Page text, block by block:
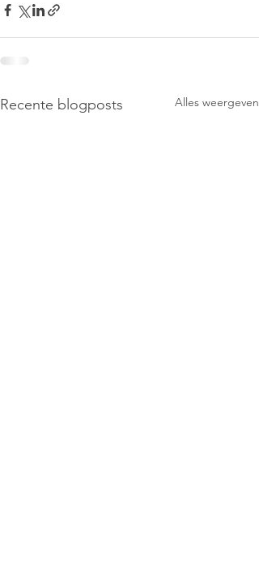
Recente blogposts Alles weergeven